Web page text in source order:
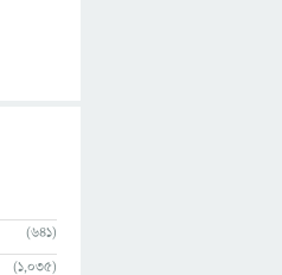
(641)
(1,035)